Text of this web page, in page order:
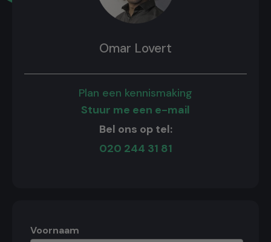
Omar Lovert
Plan een kennismaking
Stuur me een e-mail
Bel ons op tel:
020 244 31 81
Voornaam